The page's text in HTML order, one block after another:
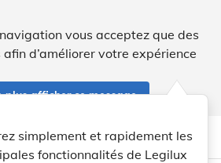
vous acceptez que des
d’améliorer votre expérience
plus afficher ce message
account_circle help Aide
simplement et rapidement les
fonctionnalités de Legilux
light_mode dark_mode